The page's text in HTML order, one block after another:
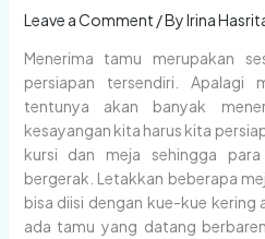
Leave a Comment / ByIrina
Menerima tamu merupakan
persiapan tersendiri. Apalagi
tentunya akan banyak
kesayangan kita harus kita
kursi dan meja sehingga
bergerak. Letakkan beberapa
bisa diisi dengan kue-kue kering
ada tamu yang datang